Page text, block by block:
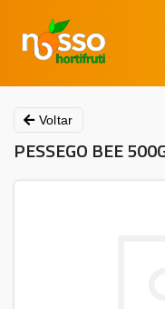
Voltar
PESSEGO BEE